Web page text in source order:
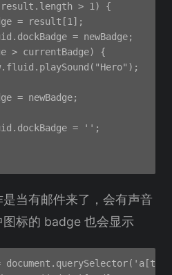
> 1) {
= result[1];
= newBadge;
> currentBadge) {
= newBadge;
= '';
当有邮件来了，会有声音
标的 badge 也会显示